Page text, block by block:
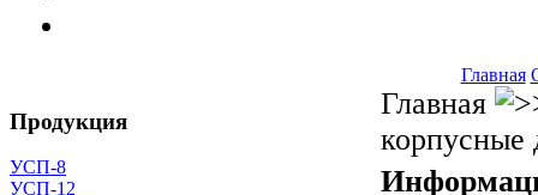
Главная
Продукция
УСП-8
УСП-12
Главная
корпусные